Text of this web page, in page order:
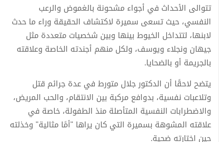
تتوالى الأحداث في أجواء مشحونة بالغموض والرعب
النفسي، حيث تسعى سميرة لاكتشاف الحقيقة وراء ما حدث
لابنها، لتتداخل الخيوط بينها وبين شخصيات متعددة مثل
جيهان ونجلاء ويوسف، ولكل منهم أجندته الخاصة وعلاقته
بالجريمة أو بالضحايا.
يتضح لاحقًا أن الدكتور جلال متورط في عدة جرائم قتل
وتلاعبات نفسية، بدوافع مركبة بين الانتقام، والحب المريض،
والاضطرابات النفسية المتأصلة منذ الطفولة، خاصة في
علاقته المشوهة بسميرة التي كان يراها "أمًا مثالية" وخذلته
حين اختارته ضحية.